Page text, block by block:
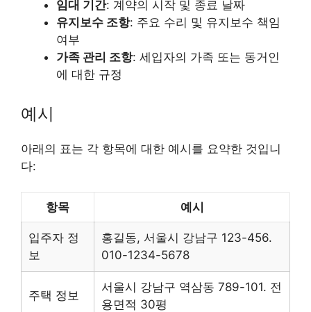
임대 기간: 계약의 시작 및 종료 날짜
유지보수 조항: 주요 수리 및 유지보수 책임
여부
가족 관리 조항: 세입자의 가족 또는 동거인
에 대한 규정
예시
아래의 표는 각 항목에 대한 예시를 요약한 것입니
다:
항목 예시
입주자 정
보
홍길동, 서울시 강남구 123-456.
010-1234-5678
주택 정보
서울시 강남구 역삼동 789-101. 전
용면적 30평